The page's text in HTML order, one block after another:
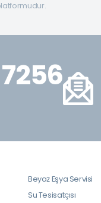
Beyaz Eşya Servisi
Su Tesisatçısı